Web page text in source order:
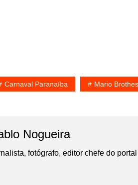
Carnaval Paranaíba Mario Brothes
Nogueira
fotógrafo, editor chefe do